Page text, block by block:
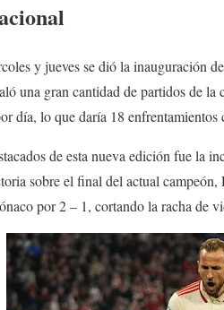
y jueves se dió la inauguración
una gran cantidad de partidos de
día, lo que daría 18 enfrentamientos
de esta nueva edición fue la
sobre el final del actual
por 2 – 1, cortando la racha de